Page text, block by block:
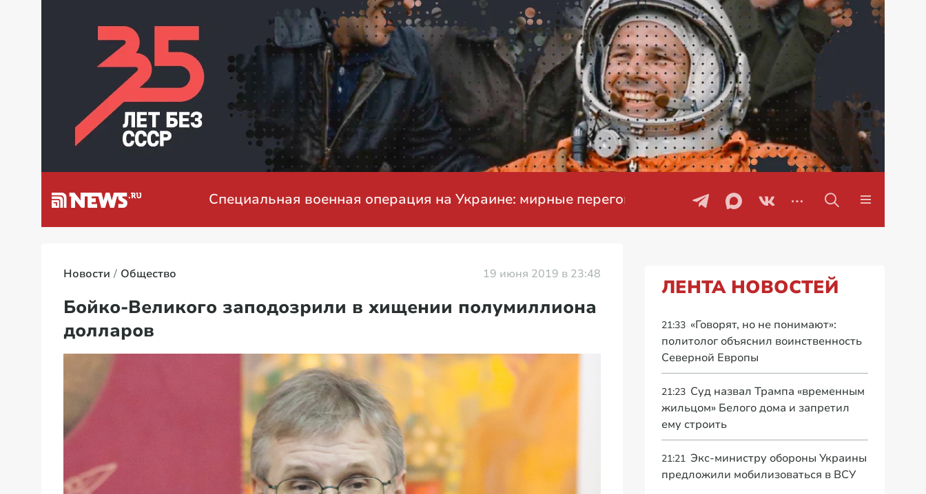
Специальная военная операция на Украине: мирные переговоры Проблемы с бензином в
Новости Общество 19 июня 2019 в 23:48
Бойко-Великого заподозрили в хищении полумиллиона
долларов
ЛЕНТА НОВОСТЕЙ
21:33 «Говорят, но не понимают»:
политолог объяснил воинственность
Северной Европы
21:23 Суд назвал Трампа «временным
жильцом» Белого дома и запретил
ему строить
21:21 Экс-министру обороны Украины
предложили мобилизоваться в ВСУ